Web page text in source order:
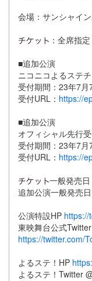
会場：サンシャイ
：全席指
■追加公演
ニコニコよるステ
受付期間：23年7
受付URL： https://
■追加公演
オフィシャル先行
受付期間：23年7
受付URL： https://
一般発売
追加公演一般発売
公演特設HP https://
東映舞台公式
https://twitter.com/
よるステ！HP
よるステ！Twitter